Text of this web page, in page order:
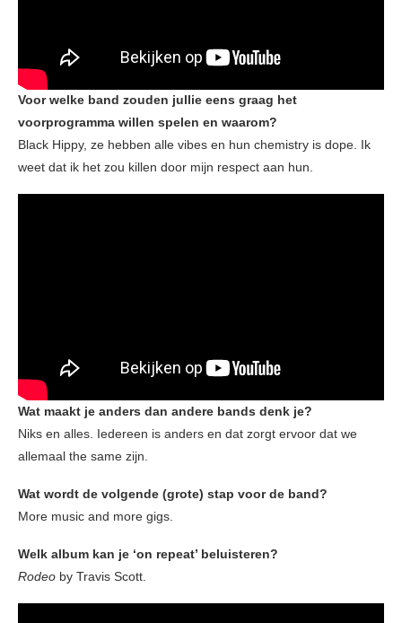
Voor welke band zouden jullie eens graag het
voorprogramma willen spelen en waarom?
Black Hippy, ze hebben alle vibes en hun chemistry is dope. Ik
weet dat ik het zou killen door mijn respect aan hun.
Wat maakt je anders dan andere bands denk je?
Niks en alles. Iedereen is anders en dat zorgt ervoor dat we
allemaal the same zijn.
Wat wordt de volgende (grote) stap voor de band?
More music and more gigs.
Welk album kan je ‘on repeat’ beluisteren?
Rodeo by Travis Scott.